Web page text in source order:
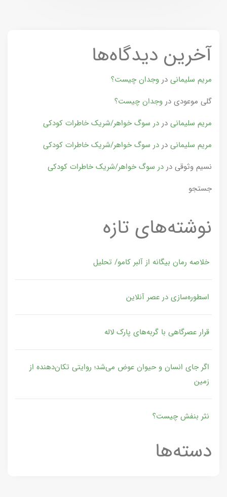
آخرین دیدگاه‌ها
مریم سلیمانی در وجدان چیست؟
گلی موعودی در وجدان چیست؟
مریم سلیمانی در در سوگ خواهر/شریک خاطرات کودکی
مریم سلیمانی در در سوگ خواهر/شریک خاطرات کودکی
نسیم وثوقی در در سوگ خواهر/شریک خاطرات کودکی
جستجو
نوشته‌های تازه
خلاصه رمان بیگانه از آلبر کامو/ تحلیل
اسطوره‌سازی در عصر آنلاین
قرار عصرگاهی با گربه‌های پارک لاله
اگر جای انسان و حیوان عوض می‌شد؛ روایتی تکان‌دهنده از
زمین
نثر بنفش چیست؟
دسته‌ها